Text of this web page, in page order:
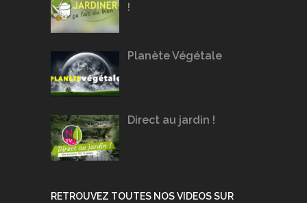
!
Planète Végétale
Direct au jardin !
RETROUVEZ TOUTES NOS VIDEOS SUR